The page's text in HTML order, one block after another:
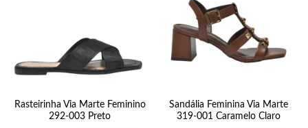
Rasteirinha Via Marte Feminino
292-003 Preto
Sandália Feminina Via Marte
319-001 Caramelo Claro